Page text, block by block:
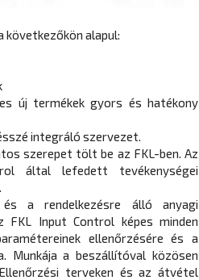
következőkön alapul:
új termékek gyors és hatékony
integráló szervezet.
szerepet tölt be az FKL-ben. Az
által lefedett tevékenységei
a rendelkezésre álló anyagi
FKL Input Control képes minden
ellenőrzésére és a
Munkája a beszállítóval közösen
terveken és az átvétel